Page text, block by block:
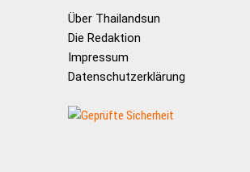
Über Thailandsun
Die Redaktion
Impressum
Datenschutzerklärung